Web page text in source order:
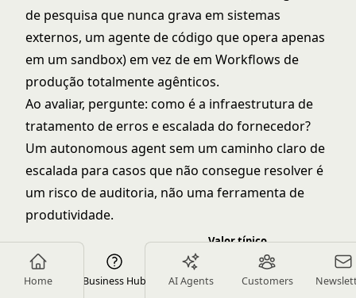
Home Business Hub AI Agents Customers
de pesquisa que nunca grava em sistemas
externos, um agente de código que opera apenas
em um sandbox) em vez de em Workflows de
produção totalmente agênticos.
Ao avaliar, pergunte: como é a infraestrutura de
tratamento de erros e escalada do fornecedor?
Um autonomous agent sem um caminho claro de
escalada para casos que não consegue resolver é
um risco de auditoria, não uma ferramenta de
produtividade.
Maturidade
da categoria
Valor típico
contrato
principal de
avaliação